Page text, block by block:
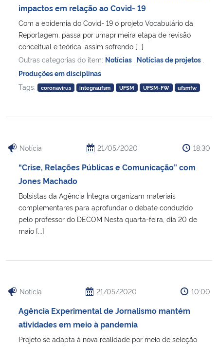
impactos em relação ao Covid- 19
Com a epidemia do Covid- 19 o projeto Vocabulário da
Reportagem, passa por umaprimeira etapa de revisão
conceitual e teórica, assim sofrendo [...]
Outras categorias do item: Notícias Notícias de projetos
Produções em disciplinas
Tags:
coronavirus integraufsm UFSM UFSM-FW ufsmfw
Notícia 21/05/2020 18:30
“Crise, Relações Públicas e Comunicação” com
Jones Machado
Bolsistas da Agência Íntegra organizam materiais
complementares para aprofundar o debate conduzido
pelo professor do DECOM Nesta quarta-feira, dia 20 de
maio [...]
Notícia 21/05/2020 10:00
Agência Experimental de Jornalismo mantém
atividades em meio à pandemia
Projeto se adapta à nova realidade por meio de seleção